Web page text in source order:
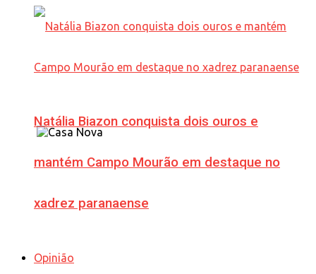
Natália Biazon conquista dois ouros e
mantém Campo Mourão em destaque no
xadrez paranaense
Opinião